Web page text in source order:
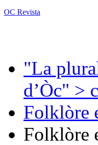
OC Revista
"La
d’Òc" >
Folklòre
Folklòre